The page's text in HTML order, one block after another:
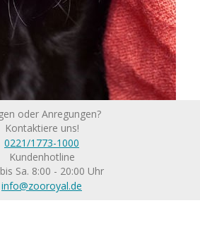
oder Anregungen?
Kontaktiere uns!
0221/1773-1000
Kundenhotline
Sa. 8:00 - 20:00 Uhr
info@zooroyal.de